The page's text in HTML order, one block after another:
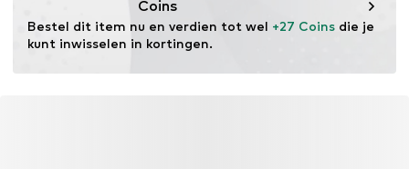
Coins
Bestel dit item nu en verdien tot wel +27 Coins die je
kunt inwisselen in kortingen.